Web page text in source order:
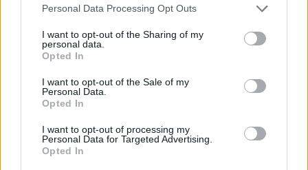
Personal Data Processing Opt Outs
I want to opt-out of the Sharing of my
personal data.
Opted In
I want to opt-out of the Sale of my
Personal Data.
Opted In
I want to opt-out of processing my
Personal Data for Targeted Advertising.
Opted In
„doktoriját” végeztem el az
A rovat további cikkei